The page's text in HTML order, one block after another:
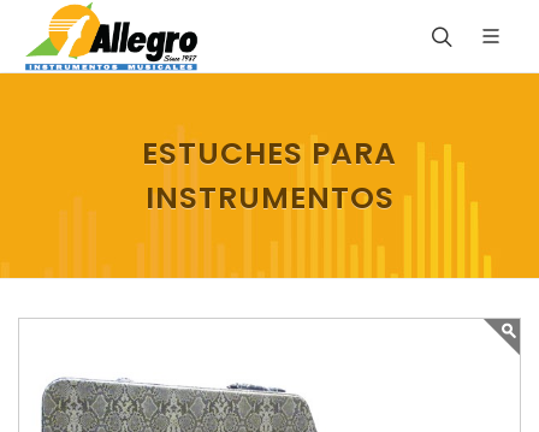
ESTUCHES PARA
INSTRUMENTOS